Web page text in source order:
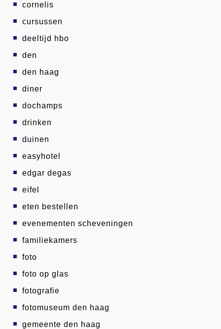
cornelis
cursussen
deeltijd hbo
den
den haag
diner
dochamps
drinken
duinen
easyhotel
edgar degas
eifel
eten bestellen
evenementen scheveningen
familiekamers
foto
foto op glas
fotografie
fotomuseum den haag
gemeente den haag